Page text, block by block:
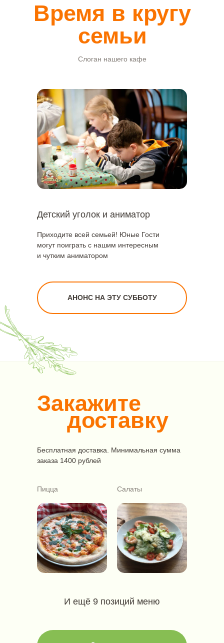
Время в кругу
семьи
Слоган нашего кафе
Детский уголок и аниматор
АНОНС НА ЭТУ СУББОТУ
Приходите всей семьей! Юные Гости
могут поиграть с нашим интересным
и чутким аниматором
Закажите
доставку
Бесплатная доставка. Минимальная сумма
заказа 1400 рублей
Пицца Салаты
И ещё 9 позиций меню